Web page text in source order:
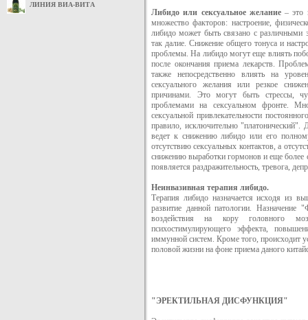
ЛИНИЯ ВИА-ВИТА
Либидо или сексуальное желание– это
множество факторов: настроение,
либидо может быть связано с различными
так далие. Снижение общего тонуса и
проблемы. На либидо могут еще влиять
после окончания приема лекарств.
также непосредственно влиять на
сексуального желания или резкое
причинами. Это могут быть стрессы,
проблемами на сексуальном фронте.
сексуальной привлекательности
правило, исключительно "платонический".
ведет к снижению либидо или его
отсутствию сексуальных контактов, а
снижению выработки гормонов и еще более
появляется раздражительность, тревога,
Неинвазивная терапия либидо.
Терапия либидо назначается исходя из
развитие данной патологии.
воздействия на кору головного
психостимулирующего эффекта,
иммунной систем. Кроме того, происходит
половой жизни на фоне приема даного
"ЭРЕКТИЛЬНАЯ ДИСФУНКЦИЯ"